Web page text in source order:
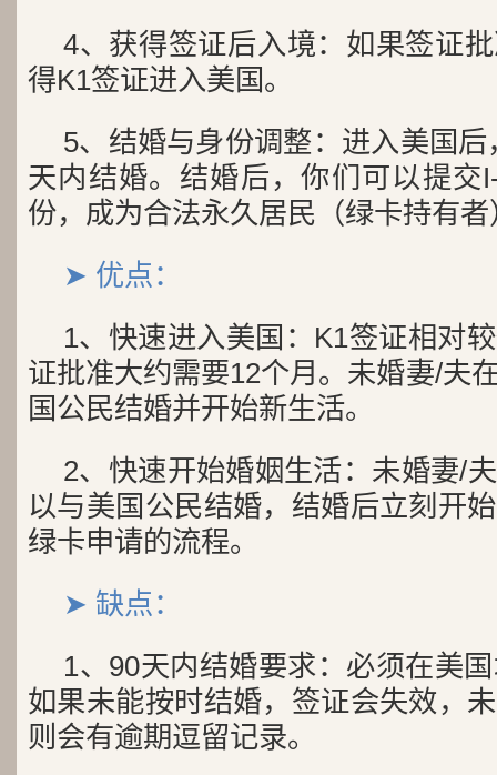
4、获得签证后入境：如果签证
得K1签证进入美国。
5、结婚与身份调整：进入美国
天内结婚。结婚后，你们可以提交
份，成为合法永久居民（绿卡持有者
➤ 优点：
1、快速进入美国：K1签证相对
证批准大约需要12个月。未婚妻/夫
国公民结婚并开始新生活。
2、快速开始婚姻生活：未婚妻/
以与美国公民结婚，结婚后立刻开
绿卡申请的流程。
➤ 缺点：
1、90天内结婚要求：必须在美
如果未能按时结婚，签证会失效，
则会有逾期逗留记录。